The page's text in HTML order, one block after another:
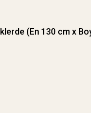
(En 130 cm x